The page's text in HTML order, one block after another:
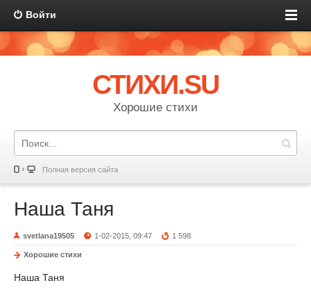
Войти
СТИХИ.SU
Хорошие стихи
Полная версия сайта
Наша Таня
svetlana19505 1-02-2015, 09:47 1 598
Хорошие стихи
Наша Таня